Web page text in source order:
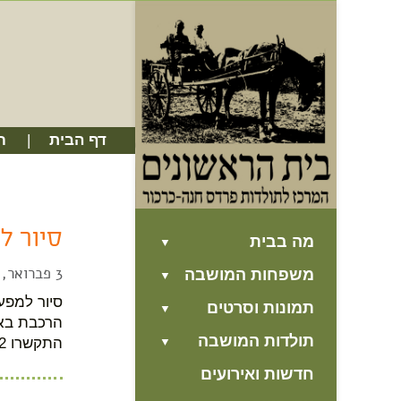
דף הבית
מה בבית
משפחות המושבה
תמונות וסרטים
תולדות המושבה
חדשות ואירועים
סיור
3 פברואר, 2022
הרכבת
התקשרו 052-3565022 עלות הסיור: כנדבת לבך (עובר...